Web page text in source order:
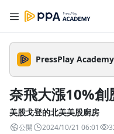
註冊
🌞 PPA 避暑津貼
🥵 酷暑限時快閃｜
2% 點數回饋！🚀 酷
進修 限時開跑】◾
即日起 - 8/13（只有
無上限🔥購買任一課
$5,000 回饋 2% 點數
2 天前
PressPlay
奈飛大漲10%創
美股戈登的北美美股廚房
公開 2024/10/21 06:01
--:--